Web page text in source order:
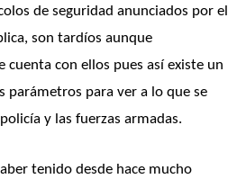
de seguridad anunciados por el
son tardíos aunque
cuenta con ellos pues así existe un
parámetros para ver a lo que se
y las fuerzas armadas.
tenido desde hace mucho